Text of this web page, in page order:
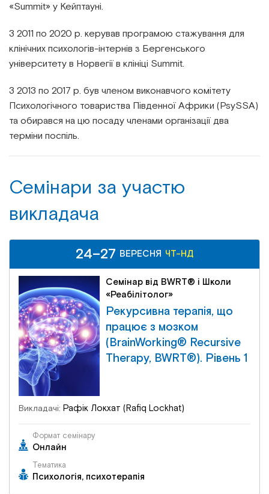
«Summit» у Кейптауні.
З 2011 по 2020 р. керував програмою стажування для
клінічних психологів-інтернів з Бергенського
університету в Норвегії в клініці Summit.
З 2013 по 2017 р. був членом виконавчого комітету
Психологічного товариства Південної Африки (PsySSA)
та обирався на цю посаду членами організації два
терміни поспіль.
Семінари за участю
викладача
Семінар від BWRT® і Школи
«Реабілітолог»
Рекурсивна терапія, що
працює з мозком
(BrainWorking® Recursive
Therapy, BWRT®). Рівень 1
Викладачі: Рафік Локхат (Rafiq Lockhat)
Формат семінару
Онлайн
Тематика
Психологія, психотерапія
24–27 ВЕРЕСНЯ ЧТ-НД